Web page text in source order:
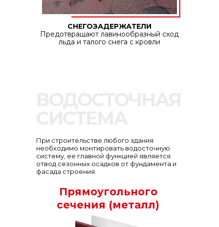
СНЕГОЗАДЕРЖАТЕЛИ
Предотвращают лавинообразный сход
льда и талого снега с кровли
При строительстве любого здания
необходимо монтировать водосточную
систему, ее главной функцией является
отвод сезонных осадков от фундамента и
фасада строения.
Прямоугольного
сечения (металл)